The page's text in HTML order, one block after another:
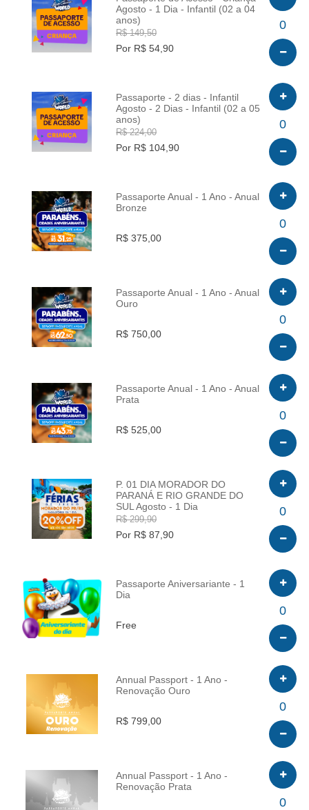
INFO
Agosto - 1 Dia - Infantil (02 a 04
anos)
R$ 149,50
Por R$ 54,90
0
INFO
Passaporte - 2 dias - Infantil
Agosto - 2 Dias - Infantil (02 a 05
anos)
R$ 224,00
Por R$ 104,90
0
INFO
Passaporte Anual - 1 Ano - Anual
Bronze
R$ 375,00
0
INFO
Passaporte Anual - 1 Ano - Anual
Ouro
R$ 750,00
0
INFO
Passaporte Anual - 1 Ano - Anual
Prata
R$ 525,00
0
INFO
P. 01 DIA MORADOR DO
PARANÁ E RIO GRANDE DO
SUL Agosto - 1 Dia
R$ 299,90
Por R$ 87,90
0
INFO
Passaporte Aniversariante - 1
Dia
Free
0
INFO
Annual Passport - 1 Ano -
Renovação Ouro
R$ 799,00
0
INFO
Annual Passport - 1 Ano -
Renovação Prata
0